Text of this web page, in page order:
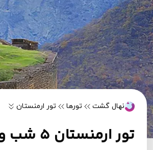
نهال گشت تورها تور ارمنستان
تور ارمنستان 5 شب و 6 روز